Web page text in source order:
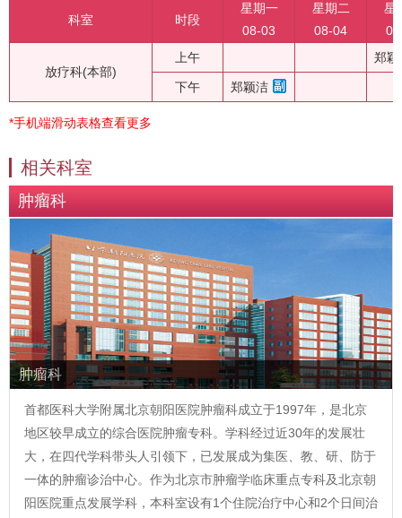
科室 时段
星期一
08-03
星期二
08-04
星
放疗科(本部)
上午 郑
下午 郑颖洁
*手机端滑动表格查看更多
相关科室
肿瘤科
肿瘤科
首都医科大学附属北京朝阳医院肿瘤科成立于1997年，是北京
地区较早成立的综合医院肿瘤专科。学科经过近30年的发展壮
大，在四代学科带头人引领下，已发展成为集医、教、研、防于
一体的肿瘤诊治中心。作为北京市肿瘤学临床重点专科及北京朝
阳医院重点发展学科，本科室设有1个住院治疗中心和2个日间治